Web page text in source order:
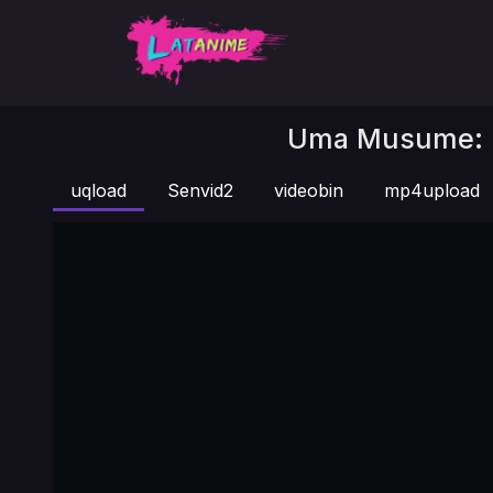
Uma
uqload Senvid2 videobin mp4upload